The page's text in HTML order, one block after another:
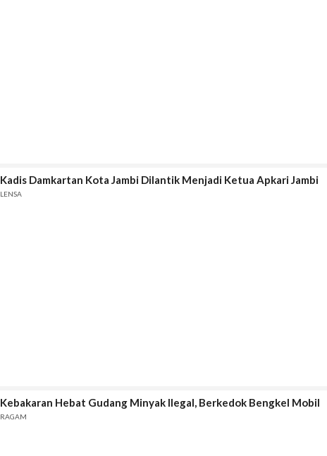
Kadis Damkartan Kota Jambi Dilantik Menjadi Ketua Apkari Jambi
LENSA
Kebakaran Hebat Gudang Minyak Ilegal, Berkedok Bengkel Mobil
RAGAM